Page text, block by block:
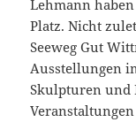
Lehmann
Platz. Nicht
Seeweg Gut
Ausstellungen
Skulpturen und